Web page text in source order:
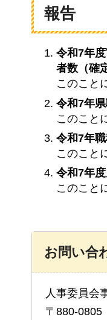
報告
令和7年
者数（確
このこと
令和7年
このこと
令和7年
このこと
令和7年
このこと
お問い合
人事委員会
〒880-